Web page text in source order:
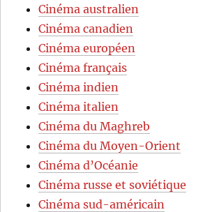
Cinéma australien
Cinéma canadien
Cinéma européen
Cinéma français
Cinéma indien
Cinéma italien
Cinéma du Maghreb
Cinéma du Moyen-Orient
Cinéma d’Océanie
Cinéma russe et soviétique
Cinéma sud-américain